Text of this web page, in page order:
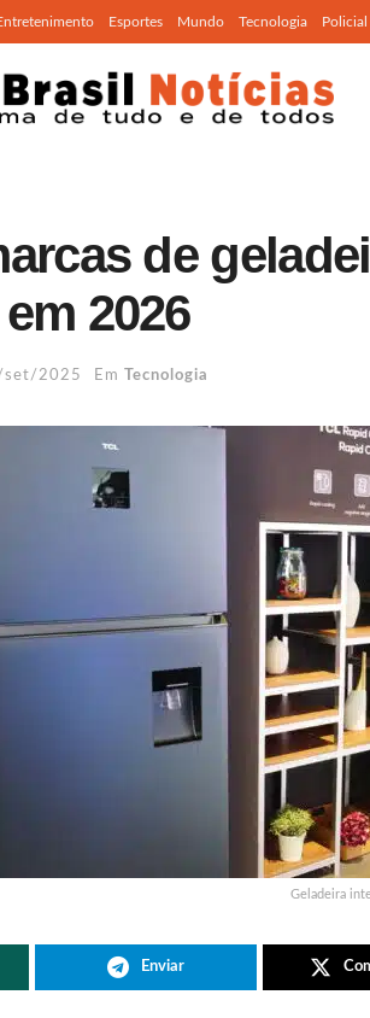
Esportes Mundo Tecnologia Policial
de
2026
2025 Em Tecnologia
Geladeira
Enviar